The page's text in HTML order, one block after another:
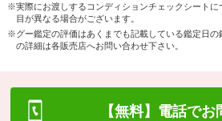
※実際にお渡しするコンディションチェックシート
目が異なる場合がございます。
※グー鑑定の評価はあくまでも記載している鑑定日
の詳細は各販売店へお問い合わせ下さい。
【無料】電話でお